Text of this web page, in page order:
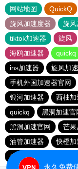
网站地图 QuickQ
旋风加速度器
旋风
tiktok加速器
旋风
海鸥加速器
quickq
ins加速器
旋风加
手机外国加速器官网
银河加速器
西柚加
quickq
黑洞加速官
黑洞加速官网
芒果
油管加速器
快橙加
快鸭加速器
永久免费